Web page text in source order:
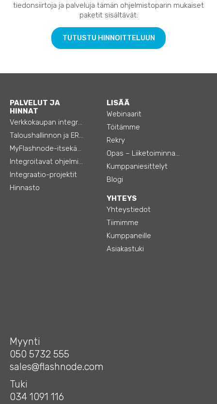
tiedonsiirtoja ja palveluja tämän ohjelmistoparin mukaiset
paketit sisältävät:
TUTUSTU HINNOITTELUUN
PALVELUT JA
HINNAT
Verkkokaupan integraatiot
Taloushallinnon ja ERP:n integraatiot
MyFlashnode-itsekäyttö-automaatio
Integroitavat ohjelmistot
Integraatio-projektit
Hinnasto
LISÄÄ
Webinaarit
Töitämme
Rekry
Opas – Liiketoiminnan tehostamiseen
Kumppaniesittelyt
Blogi
YHTEYS
Yhteystiedot
Tiimimme
Kumppaneille
Asiakastuki
Myynti
050 5732 555
sales@flashnode.com
Tuki
034 1091 116